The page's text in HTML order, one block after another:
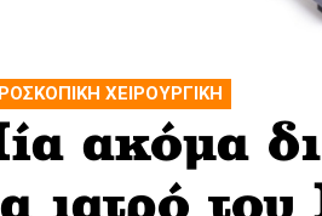
ΧΕΙΡΟΥΡΓΙΚΗ
ακόμα
ιατρό